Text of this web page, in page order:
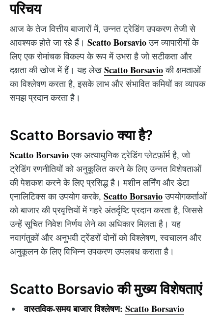
परिचय
आज के तेज वित्तीय बाजारों में, उन्नत ट्रेडिंग उपकरण तेजी से
आवश्यक होते जा रहे हैं। Scatto Borsavioउन व्यापारीयों के
लिए एक रोमांचक विकल्प के रूप में उभरा है जो सटीकता और
दक्षता की खोज में हैं। यह लेखScatto Borsavioकी क्षमताओं
का विश्लेषण करता है, इसके लाभ और संभावित कमियों का व्यापक
समझ प्रदान करता है।
Scatto Borsavio क्या है?
Scatto Borsavioएक अत्याधुनिक ट्रेडिंग प्लेटफ़ॉर्म है, जो
ट्रेडिंग रणनीतियों को अनुकूलित करने के लिए उन्नत विशेषताओं
की पेशकश करने के लिए प्रसिद्ध है। मशीन लर्निंग और डेटा
एनालिटिक्स का उपयोग करके, Scatto Borsavioउपयोगकर्ताओं
को बाजार की प्रवृत्तियों में गहरे अंतर्दृष्टि प्रदान करता है, जिससे
उन्हें सूचित निवेश निर्णय लेने का अधिकार मिलता है। यह
नवागंतुकों और अनुभवी ट्रेंडरों दोनों को विश्लेषण, स्वचालन और
अनुकूलन के लिए विभिन्न उपकरण उपलबध कराता है।
Scatto Borsavio की मुख्य विशेषताएं
वास्तविक-समय बाजार विश्लेषण: Scatto Borsavio